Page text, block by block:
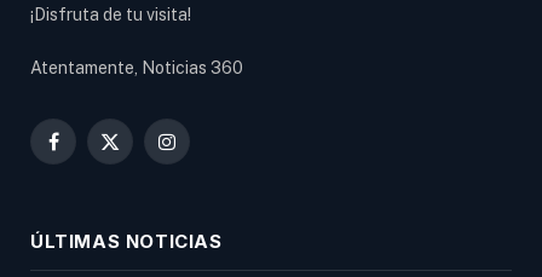
¡Disfruta de tu visita!
Atentamente, Noticias 360
Facebook
X
Instagram
ÚLTIMAS NOTICIAS